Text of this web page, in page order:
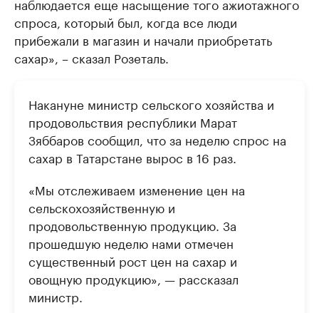
спроса, который был, когда все люди
прибежали в магазин и начали приобретать
сахар», – сказал Розеталь.
Накануне министр сельского хозяйства и
продовольствия республики Марат
Зяббаров сообщил, что за неделю спрос на
сахар в Татарстане вырос в 16 раз.
«Мы отслеживаем изменение цен на
сельскохозяйственную и
продовольственную продукцию. За
прошедшую неделю нами отмечен
существенный рост цен на сахар и
овощную продукцию», — рассказал
министр.